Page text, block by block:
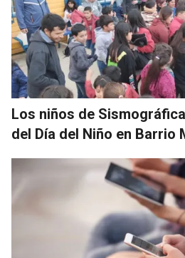
Los niños de
del Día del Niño en Barrio